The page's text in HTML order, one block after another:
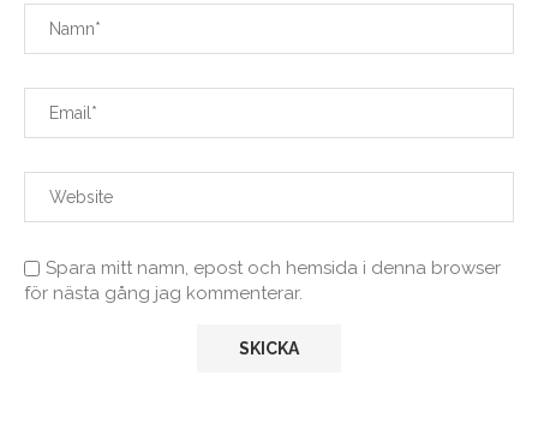
Spara mitt namn, epost och hemsida i denna browser
för nästa gång jag kommenterar.